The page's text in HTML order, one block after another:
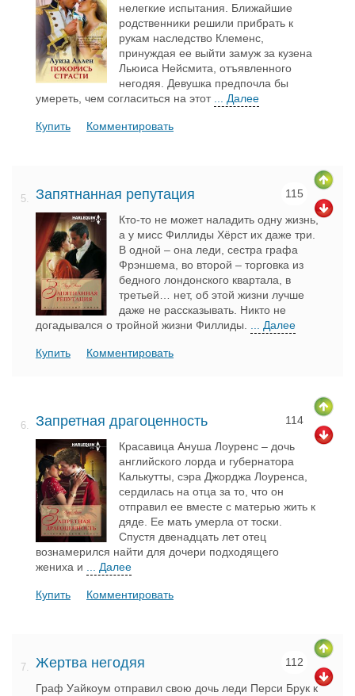
нелегкие испытания. Ближайшие
родственники решили прибрать к
рукам наследство Клеменс,
принуждая ее выйти замуж за кузена
Льюиса Нейсмита, отъявленного
негодяя. Девушка предпочла бы
умереть, чем согласиться на этот
... Далее
Купить Комментировать
5. Запятнанная репутация 115
Кто-то не может наладить одну жизнь,
а у мисс Филлиды Хёрст их даже три.
В одной – она леди, сестра графа
Фрэншема, во второй – торговка из
бедного лондонского квартала, в
третьей… нет, об этой жизни лучше
даже не рассказывать. Никто не
догадывался о тройной жизни Филлиды.
... Далее
Купить Комментировать
6. Запретная драгоценность 114
Красавица Ануша Лоуренс – дочь
английского лорда и губернатора
Калькутты, сэра Джорджа Лоуренса,
сердилась на отца за то, что он
отправил ее вместе с матерью жить к
дяде. Ее мать умерла от тоски.
Спустя двенадцать лет отец
вознамерился найти для дочери подходящего
жениха и
... Далее
Купить Комментировать
7. Жертва негодяя 112
Граф Уайкоум отправил свою дочь леди Перси Брук к